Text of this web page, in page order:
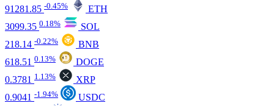
91281.85 -0.45%
ETH
3099.35 0.18%
SOL
218.14 -0.22%
BNB
618.51 0.13%
DOGE
0.3781 1.13%
XRP
0.9041 -1.94%
USDC